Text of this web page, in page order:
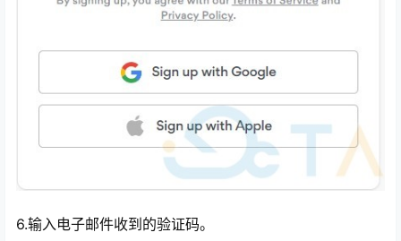
6.输入电子邮件收到的验证码。